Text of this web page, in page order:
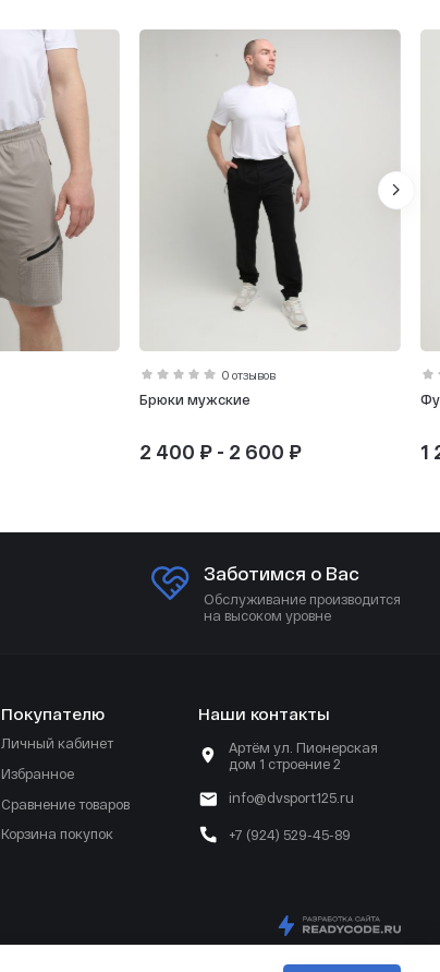
0 отзывов
Брюки мужские
2 400 ₽ - 2 600 ₽ 1
Заботимся о Вас
Обслуживание производится
на высоком уровне
Покупателю
Личный кабинет
Избранное
Сравнение товаров
Корзина покупок
Наши контакты
Артём ул. Пионерская
дом 1 строение 2
info@dvsport125.ru
+7 (924) 529-45-89